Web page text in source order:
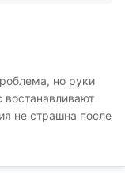
но руки
востанавливают
не страшна после